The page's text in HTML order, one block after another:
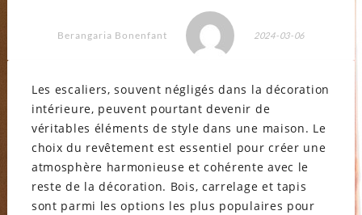
Berangaria Bonenfant 2024-03-06
Les escaliers, souvent négligés dans la décoration
intérieure, peuvent pourtant devenir de
véritables éléments de style dans une maison. Le
choix du revêtement est essentiel pour créer une
atmosphère harmonieuse et cohérente avec le
reste de la décoration. Bois, carrelage et tapis
sont parmi les options les plus populaires pour